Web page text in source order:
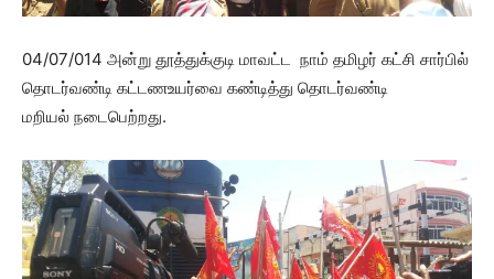
04/07/014 அன்று தூத்துக்குடி மாவட்ட நாம் தமிழர் கட்சி சார்பில்
தொடர்வண்டி கட்டணஉயர்வை கண்டித்து தொடர்வண்டி
மறியல் நடைபெற்றது.